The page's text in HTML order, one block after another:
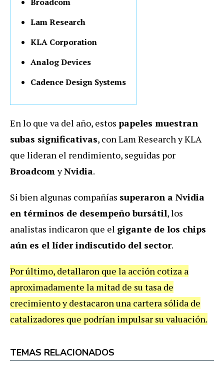
Lam Research
KLA Corporation
Analog Devices
Cadence Design Systems
En lo que va del año, estos papeles muestran
subas significativas, con Lam Research y KLA
que lideran el rendimiento, seguidas por
BroadcomyNvidia.
Si bien algunas compañías superaron a Nvidia
en términos de desempeño bursátil, los
analistas indicaron que el gigante de los chips
aún es el líder indiscutido del sector.
Por último, detallaron que la acción cotiza a
aproximadamente la mitad de su tasa de
crecimiento y destacaron una cartera sólida de
catalizadores que podrían impulsar su valuación.
TEMAS RELACIONADOS